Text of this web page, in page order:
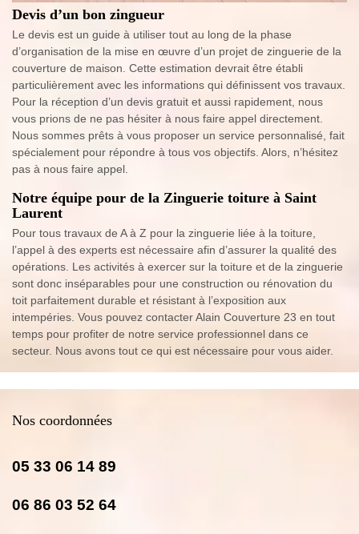
Devis d’un bon zingueur
Le devis est un guide à utiliser tout au long de la phase
d’organisation de la mise en œuvre d’un projet de zinguerie de la
couverture de maison. Cette estimation devrait être établi
particulièrement avec les informations qui définissent vos travaux.
Pour la réception d’un devis gratuit et aussi rapidement, nous
vous prions de ne pas hésiter à nous faire appel directement.
Nous sommes prêts à vous proposer un service personnalisé, fait
spécialement pour répondre à tous vos objectifs. Alors, n’hésitez
pas à nous faire appel.
Notre équipe pour de la Zinguerie toiture à Saint
Laurent
Pour tous travaux de A à Z pour la zinguerie liée à la toiture,
l’appel à des experts est nécessaire afin d’assurer la qualité des
opérations. Les activités à exercer sur la toiture et de la zinguerie
sont donc inséparables pour une construction ou rénovation du
toit parfaitement durable et résistant à l’exposition aux
intempéries. Vous pouvez contacter Alain Couverture 23 en tout
temps pour profiter de notre service professionnel dans ce
secteur. Nous avons tout ce qui est nécessaire pour vous aider.
Nos coordonnées
05 33 06 14 89
06 86 03 52 64